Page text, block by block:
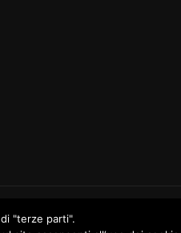
"terze parti".